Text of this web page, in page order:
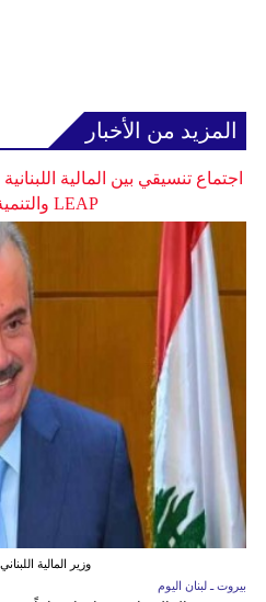
المزيد من الأخبار
اجتماع تنسيقي بين المالية
LEAP والتنمية الرقمية
وزير المالية
بيروت ـ لبنان اليوم